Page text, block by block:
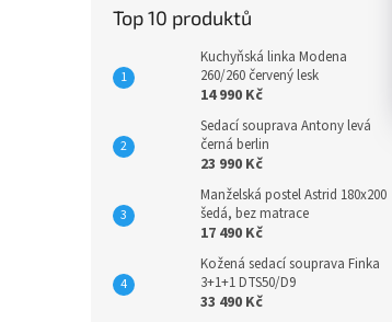
Top 10 produktů
Kuchyňská linka Modena
260/260 červený lesk
14 990 Kč
Sedací souprava Antony levá
černá berlin
23 990 Kč
Manželská postel Astrid 180x200
šedá, bez matrace
17 490 Kč
Kožená sedací souprava Finka
3+1+1 DTS50/D9
33 490 Kč